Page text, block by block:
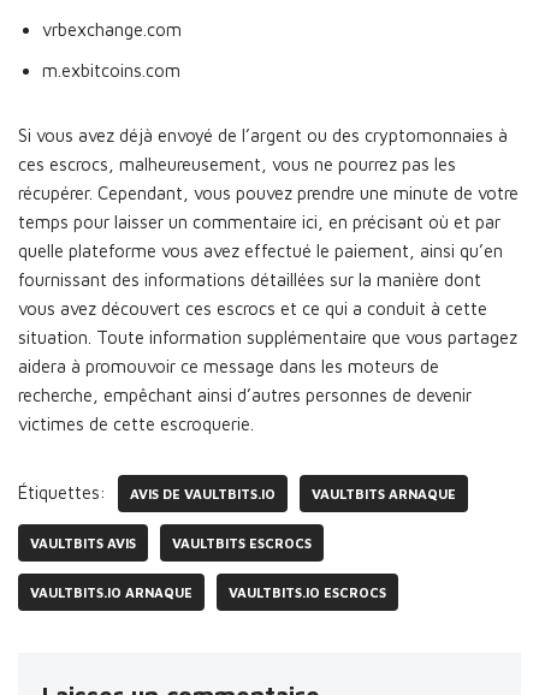
vrbexchange.com
m.exbitcoins.com
Si vous avez déjà envoyé de l’argent ou des cryptomonnaies à
ces escrocs, malheureusement, vous ne pourrez pas les
récupérer. Cependant, vous pouvez prendre une minute de votre
temps pour laisser un commentaire ici, en précisant où et par
quelle plateforme vous avez effectué le paiement, ainsi qu’en
fournissant des informations détaillées sur la manière dont
vous avez découvert ces escrocs et ce qui a conduit à cette
situation. Toute information supplémentaire que vous partagez
aidera à promouvoir ce message dans les moteurs de
recherche, empêchant ainsi d’autres personnes de devenir
victimes de cette escroquerie.
Étiquettes: AVIS DE VAULTBITS.IO VAULTBITS ARNAQUE
VAULTBITS AVIS VAULTBITS ESCROCS
VAULTBITS.IO ARNAQUE VAULTBITS.IO ESCROCS